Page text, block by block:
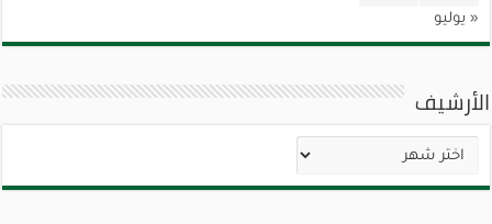
« يوليو
الأرشيف
الأرشيف